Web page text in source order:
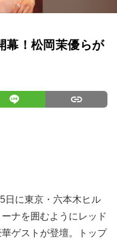
幕！松岡茉優らが
日に東京・六本木ヒル
ナを囲むようにレッド
ゲストが登壇。トップ